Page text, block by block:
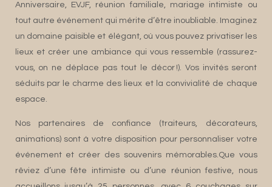
Anniversaire, EVJF, réunion familiale, mariage intimiste ou
tout autre événement qui mérite d’être inoubliable. Imaginez
un domaine paisible et élégant, où vous pouvez privatiser les
lieux et créer une ambiance qui vous ressemble (rassurez-
vous, on ne déplace pas tout le décor !). Vos invités seront
séduits par le charme des lieux et la convivialité de chaque
espace.
Nos partenaires de confiance (traiteurs, décorateurs,
animations) sont à votre disposition pour personnaliser votre
événement et créer des souvenirs mémorables.Que vous
rêviez d’une fête intimiste ou d’une réunion festive, nous